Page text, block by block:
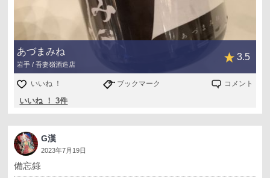
あづまみね
岩手 / 吾妻嶺酒造店
3.5
いいね ！ ブックマーク コメント
いいね ！ 3件
G漢
2023年7月19日
備忘錄